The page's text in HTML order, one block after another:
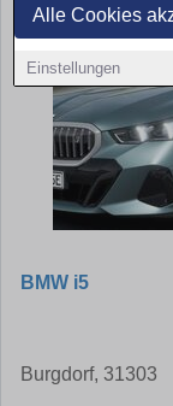
Alle Cookies
Einstellungen
BMW i5
Burgdorf, 31303